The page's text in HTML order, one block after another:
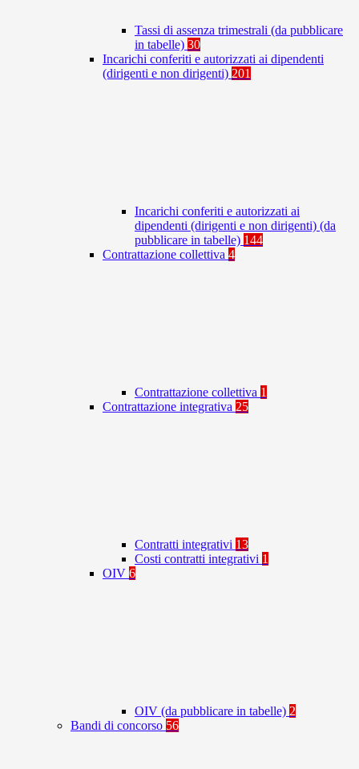
Tassi di assenza trimestrali (da pubblicare
in tabelle) 30
Incarichi conferiti e autorizzati ai dipendenti
(dirigenti e non dirigenti) 201
Incarichi conferiti e autorizzati ai
dipendenti (dirigenti e non dirigenti) (da
pubblicare in tabelle) 144
Contrattazione collettiva 4
Contrattazione collettiva 1
Contrattazione integrativa 25
Contratti integrativi 13
Costi contratti integrativi 1
OIV 6
OIV (da pubblicare in tabelle) 2
Bandi di concorso 56